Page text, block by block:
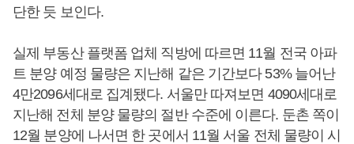
단한 듯 보인다.
실제 부동산 플랫폼 업체 직방에 따르면 11월 전국 아파
트 분양 예정 물량은 지난해 같은 기간보다 53% 늘어난
4만2096세대로 집계됐다. 서울만 따져보면 4090세대로
지난해 전체 분양 물량의 절반 수준에 이른다. 둔촌 쪽이
12월 분양에 나서면 한 곳에서 11월 서울 전체 물량이 시